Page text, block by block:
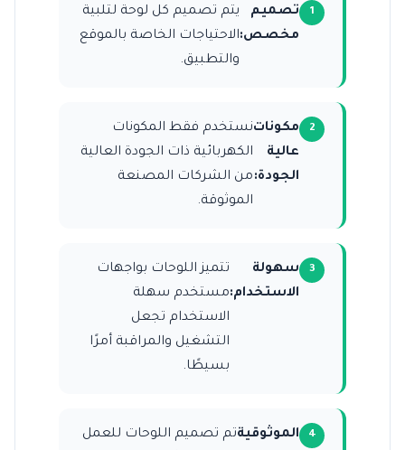
تصميم
مخصص:
يتم تصميم كل لوحة لتلبية
الاحتياجات الخاصة بالموقع
والتطبيق.
مكونات
عالية
الجودة:
نستخدم فقط المكونات
الكهربائية ذات الجودة العالية
من الشركات المصنعة
الموثوقة.
سهولة
الاستخدام:
تتميز اللوحات بواجهات
مستخدم سهلة
الاستخدام تجعل
التشغيل والمراقبة أمرًا
بسيطًا.
الموثوقيةتم تصميم اللوحات للعمل